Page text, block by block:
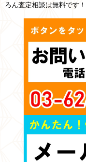
ろん査定相談は無料です！